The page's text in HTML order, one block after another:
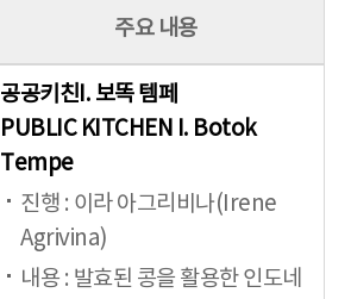
주요 내용
공공키친I. 보똑 템페
PUBLIC KITCHEN I. Botok
Tempe
진행 : 이라 아그리비나(Irene
Agrivina)
내용 : 발효된 콩을 활용한 인도네